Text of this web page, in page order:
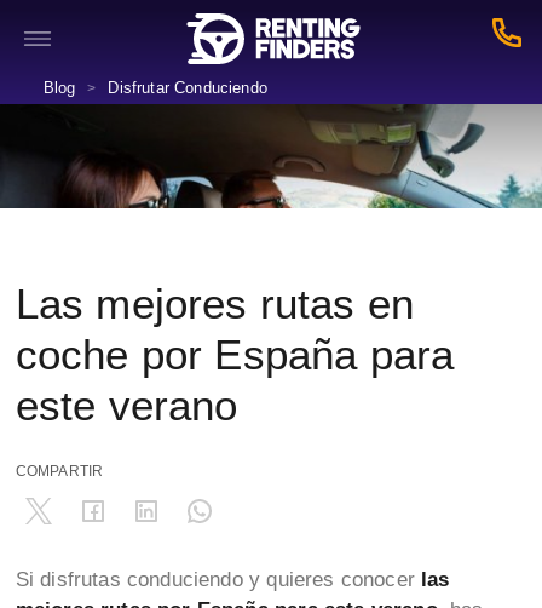
Blog > Disfrutar Conduciendo
Las mejores rutas en
coche por España para
este verano
COMPARTIR
Si disfrutas conduciendo y quieres conocer las